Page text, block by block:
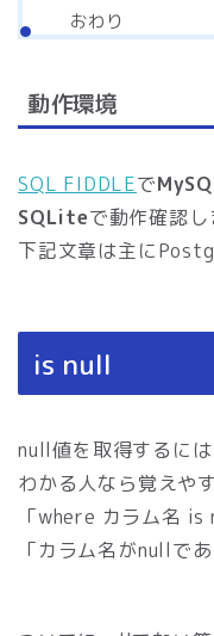
おわり
動作環境
SQL FIDDLEで
SQLiteで動作確認し
下記文章は主に
is null
null値を取得するに
わかる人なら覚えや
「where カラム名 is
「カラム名がnullで